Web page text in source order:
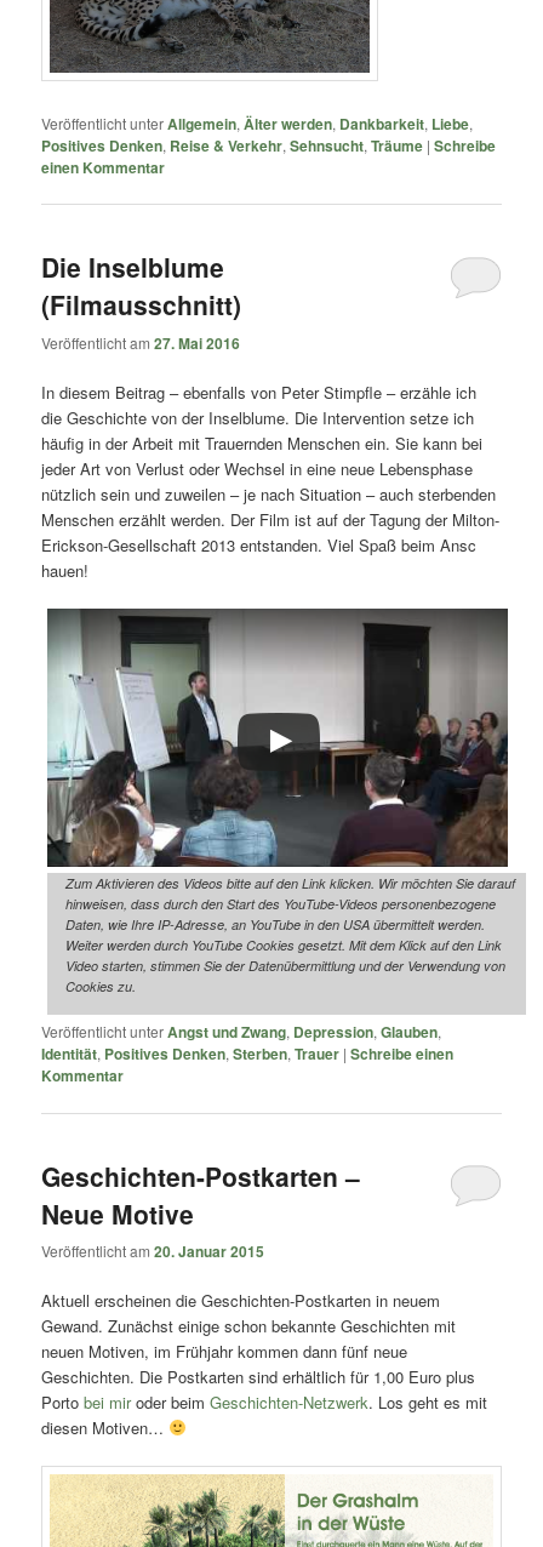
Veröffentlicht unterAllgemein,Älter werden, Dankbarkeit, Liebe,
Positives Denken, Reise & Verkehr,Sehnsucht,Träume |Schreibe
einen Kommentar
Die Inselblume
(Filmausschnitt)
Veröffentlicht am27. Mai 2016
In diesem Beitrag – ebenfalls von Peter Stimpfle – erzähle ich
die Geschichte von der Inselblume. Die Intervention setze ich
häufig in der Arbeit mit Trauernden Menschen ein. Sie kann bei
jeder Art von Verlust oder Wechsel in eine neue Lebensphase
nützlich sein und zuweilen – je nach Situation – auch sterbenden
Menschen erzählt werden. Der Film ist auf der Tagung der Milton-
Erickson-Gesellschaft 2013 entstanden. Viel Spaß beim Ansc
hauen!
Zum Aktivieren des Videos bitte auf den Link klicken. Wir möchten Sie darauf
hinweisen, dass durch den Start des YouTube-Videos personenbezogene
Daten, wie Ihre IP-Adresse, an YouTube in den USA übermittelt werden.
Weiter werden durch YouTube Cookies gesetzt. Mit dem Klick auf den Link
Video starten, stimmen Sie der Datenübermittlung und der Verwendung von
Cookies zu.
Veröffentlicht unterAngst und Zwang, Depression,Glauben,
Identität, Positives Denken,Sterben,Trauer |Schreibe einen
Kommentar
Geschichten-Postkarten –
Neue Motive
Veröffentlicht am20. Januar 2015
Aktuell erscheinen die Geschichten-Postkarten in neuem
Gewand. Zunächst einige schon bekannte Geschichten mit
neuen Motiven, im Frühjahr kommen dann fünf neue
Geschichten. Die Postkarten sind erhältlich für 1,00 Euro plus
Portobei miroder beimGeschichten-Netzwerk. Los geht es mit
diesen Motiven…